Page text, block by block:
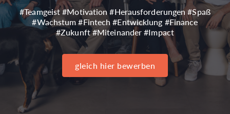
#Teamgeist #Motivation #Herausforderungen #Spaß
#Wachstum #Fintech #Entwicklung #Finance
#Zukunft #Miteinander #Impact
gleich hier bewerben